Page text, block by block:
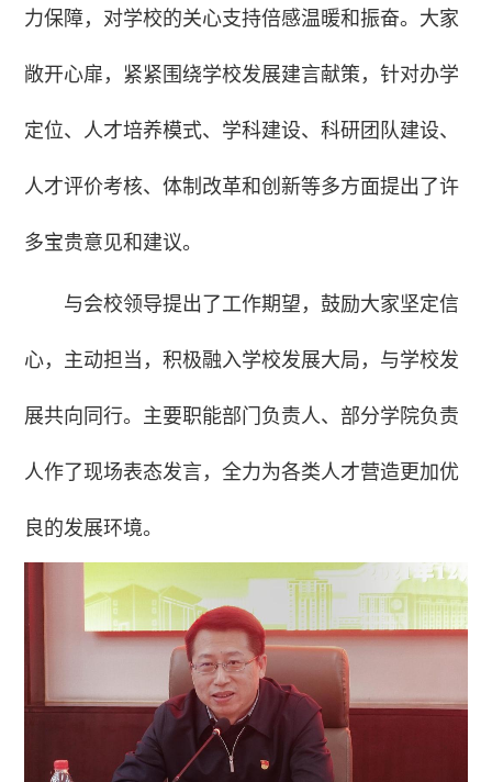
力保障，对学校的关心支持倍感温暖和振奋。大家
敞开心扉，紧紧围绕学校发展建言献策，针对办学
定位、人才培养模式、学科建设、科研团队建设、
人才评价考核、体制改革和创新等多方面提出了许
多宝贵意见和建议。
与会校领导提出了工作期望，鼓励大家坚定信
心，主动担当，积极融入学校发展大局，与学校发
展共向同行。主要职能部门负责人、部分学院负责
人作了现场表态发言，全力为各类人才营造更加优
良的发展环境。